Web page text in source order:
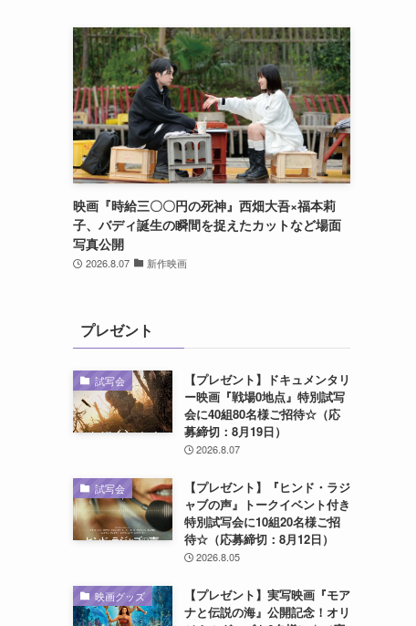
映画『時給三〇〇円の死神』西畑大吾×福本莉
子、バディ誕生の瞬間を捉えたカットなど場面
写真公開
2026.8.07 新作映画
プレゼント
試写会
【プレゼント】ドキュメンタリ
ー映画『戦場0地点』特別試写
会に40組80名様ご招待☆（応
募締切：8月19日）
2026.8.07
試写会
【プレゼント】『ヒンド・ラジ
ャブの声』トークイベント付き
特別試写会に10組20名様ご招
待☆（応募締切：8月12日）
2026.8.05
映画グッズ
【プレゼント】実写映画『モア
ナと伝説の海』公開記念！オリ